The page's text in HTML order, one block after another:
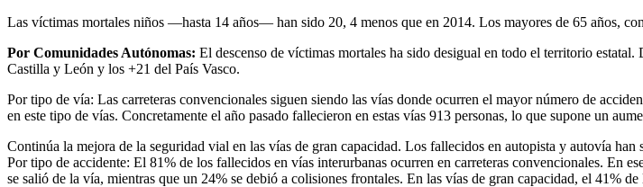
Las víctimas mortales niños —hasta 14 años— han sido 20, 4 menos que en 2014. Los mayores de 65 años,
Por Comunidades Autónomas: El descenso de víctimas mortales ha sido desigual en todo el territorio
Castilla y León y los +21 del País Vasco.
Por tipo de vía: Las carreteras convencionales siguen siendo las vías donde ocurren el mayor número de
en este tipo de vías. Concretamente el año pasado fallecieron en estas vías 913 personas, lo que supone un
Continúa la mejora de la seguridad vial en las vías de gran capacidad. Los fallecidos en autopista y autovía
Por tipo de accidente: El 81% de los fallecidos en vías interurbanas ocurren en carreteras convencionales. En
se salió de la vía, mientras que un 24% se debió a colisiones frontales. En las vías de gran capacidad, el 41%